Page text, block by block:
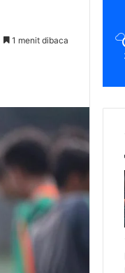
1 menit dibaca